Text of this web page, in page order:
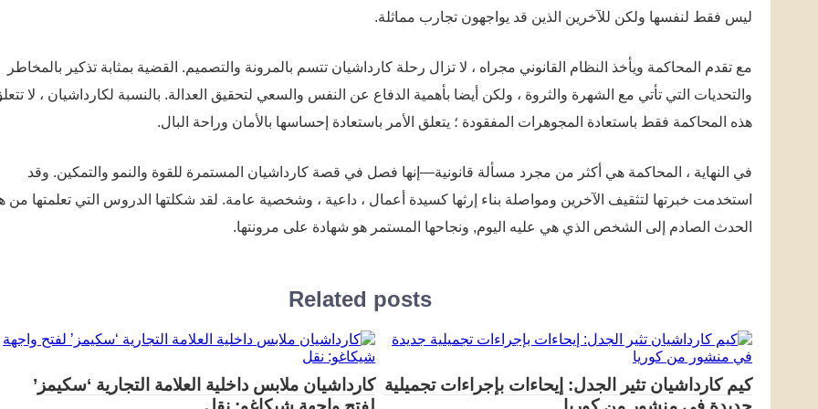
ليس فقط لنفسها ولكن للآخرين الذين قد يواجهون تجارب مماثلة.
مع تقدم المحاكمة ويأخذ النظام القانوني مجراه ، لا تزال رحلة كارداشيان تتسم بالمرونة والتصميم. القضية بمثابة تذكير بالمخاطر
والتحديات التي تأتي مع الشهرة والثروة ، ولكن أيضا بأهمية الدفاع عن النفس والسعي لتحقيق العدالة. بالنسبة لكارداشيان ، لا
هذه المحاكمة فقط باستعادة المجوهرات المفقودة ؛ يتعلق الأمر باستعادة إحساسها بالأمان وراحة البال.
في النهاية ، المحاكمة هي أكثر من مجرد مسألة قانونية—إنها فصل في قصة كارداشيان المستمرة للقوة والنمو والتمكين. وقد
استخدمت خبرتها لتثقيف الآخرين ومواصلة بناء إرثها كسيدة أعمال ، داعية ، وشخصية عامة. لقد شكلتها الدروس التي تعلمتها من
الحدث الصادم إلى الشخص الذي هي عليه اليوم, ونجاحها المستمر هو شهادة على مرونتها.
Related posts
كيم كارداشيان تثير الجدل: إيحاءات بإجراءات تجميلية كارداشيان ملابس داخلية العلامة التجارية ‘سكيمز’